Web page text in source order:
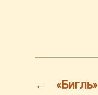
← «Бигль»